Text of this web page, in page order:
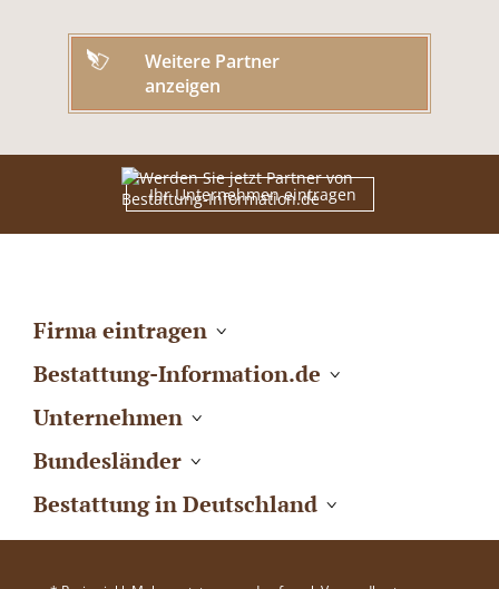
Weitere Partner
anzeigen
Ihr Unternehmen eintragen
Firma eintragen
Bestattung-Information.de
Unternehmen
Bundesländer
Bestattung in Deutschland